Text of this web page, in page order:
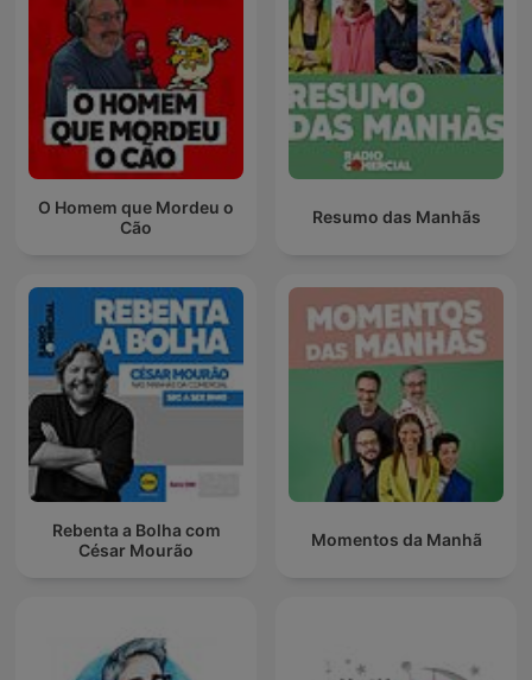
O Homem que Mordeu o
Cão
Resumo das Manhãs
Rebenta a Bolha com
César Mourão
Momentos da Manhã